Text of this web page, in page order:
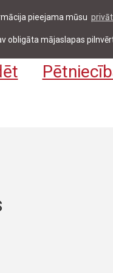
pieejama mūsu
obligāta mājaslapas
& darbiniekiem